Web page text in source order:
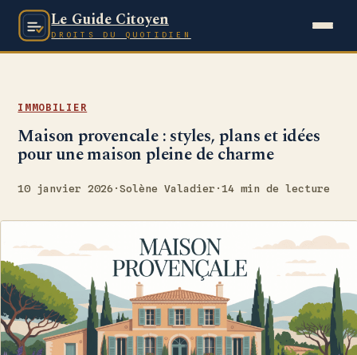
Le Guide Citoyen
DROITS DU QUOTIDIEN
IMMOBILIER
Maison provencale : styles, plans et idées
pour une maison pleine de charme
10 janvier 2026 ·Solène Valadier ·14 min de lecture